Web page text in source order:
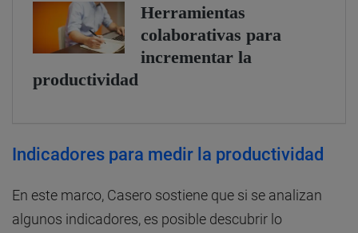
Indicadores para medir la productividad
En este marco, Casero sostiene que si se analizan
algunos indicadores, es posible descubrir lo